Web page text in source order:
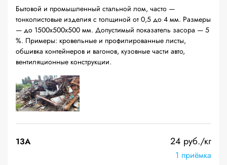
Бытовой и промышленный стальной лом, часто —
тонколистовые изделия с толщиной от 0,5 до 4 мм. Размеры
— до 1500х500х500 мм. Допустимый показатель засора — 5
%. Примеры: кровельные и профилированные листы,
обшивка контейнеров и вагонов, кузовные части авто,
вентиляционные конструкции.
13А 24 руб./кг
1 приёмка